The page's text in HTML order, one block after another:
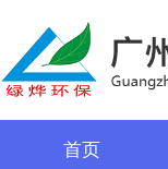
首页